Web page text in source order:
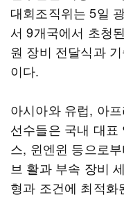
대회조직위는 5일
서 9개국에서 초청
원 장비 전달식과
이다.
아시아와 유럽, 아
선수들은 국내 대표
스, 윈엔윈 등으로
브 활과 부속 장비
형과 조건에 최적